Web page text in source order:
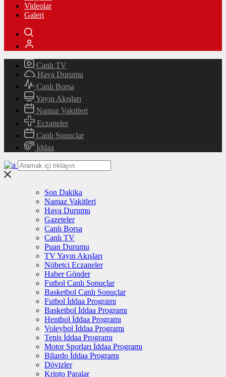
Videolar
Galeri
Canlı TV
Hava Durumu
Canlı Borsa
Yayın Akışları
Namaz Vakitleri
Eczaneler
Canlı Sonuçlar
İddaa
Son Dakika
Namaz Vakitleri
Hava Durumu
Gazeteler
Canlı Borsa
Canlı TV
Puan Durumu
TV Yayın Akışları
Nöbetçi Eczaneler
Haber Gönder
Futbol Canlı Sonuçlar
Basketbol Canlı Sonuçlar
Futbol İddaa Programı
Basketbol İddaa Programı
Hentbol İddaa Programı
Voleybol İddaa Programı
Tenis İddaa Programı
Motor Sporları İddaa Programı
Bilardo İddaa Programı
Dövizler
Kripto Paralar